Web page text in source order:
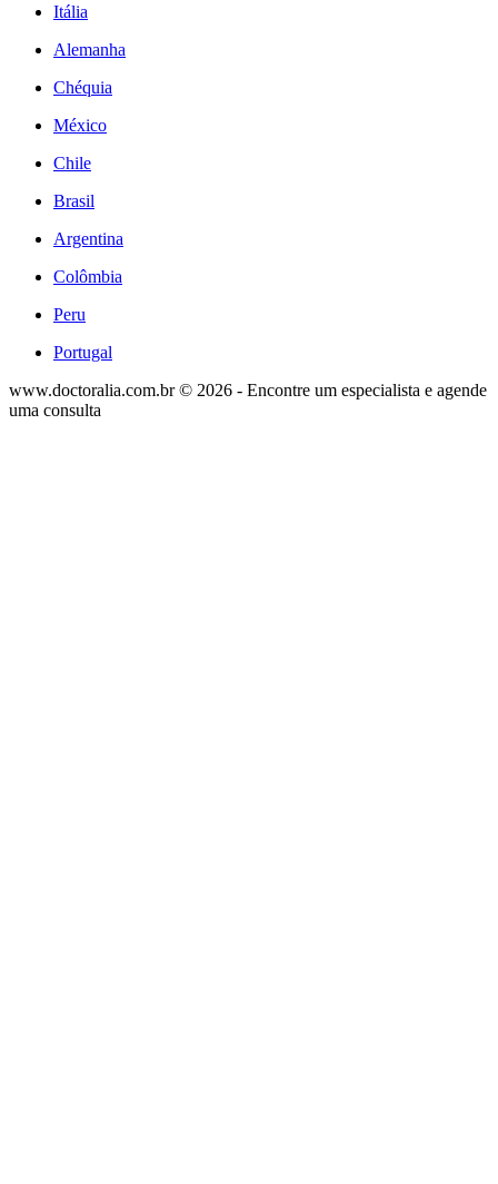
Itália
Alemanha
Chéquia
México
Chile
Brasil
Argentina
Colômbia
Peru
Portugal
www.doctoralia.com.br © 2026 - Encontre um especialista e agende
uma consulta